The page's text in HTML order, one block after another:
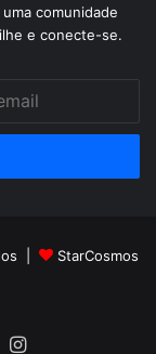
comunidade
e conecte-se.
|
StarCosmos
Instagram